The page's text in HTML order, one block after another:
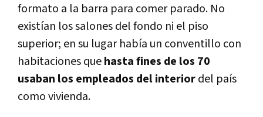
formato a la barra para comer parado. No
existían los salones del fondo ni el piso
superior; en su lugar había un conventillo con
habitaciones quehasta fines de los 70
usaban los empleados del interiordel país
como vivienda.